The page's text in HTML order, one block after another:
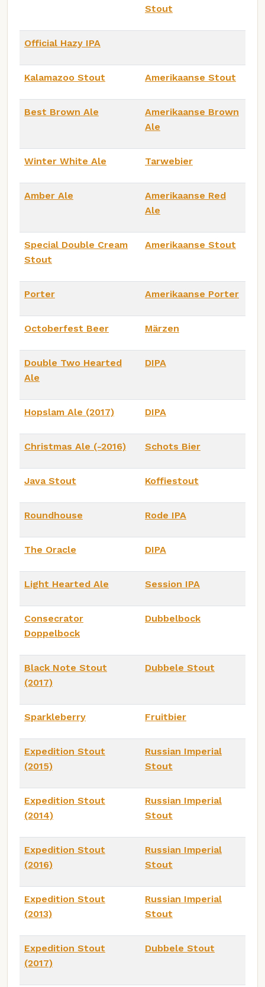
Stout
Official Hazy IPA
Kalamazoo Stout Amerikaanse Stout
Best Brown Ale
Amerikaanse Brown
Ale
Winter White Ale Tarwebier
Amber Ale
Amerikaanse Red
Ale
Special Double Cream
Stout
Amerikaanse Stout
Porter Amerikaanse Porter
Octoberfest Beer Märzen
Double Two Hearted
Ale
DIPA
Hopslam Ale (2017) DIPA
Christmas Ale (-2016) Schots Bier
Java Stout Koffiestout
Roundhouse Rode IPA
The Oracle DIPA
Light Hearted Ale Session IPA
Consecrator
Doppelbock
Dubbelbock
Black Note Stout
(2017)
Dubbele Stout
Sparkleberry Fruitbier
Expedition Stout
(2015)
Russian Imperial
Stout
Expedition Stout
(2014)
Russian Imperial
Stout
Expedition Stout
(2016)
Russian Imperial
Stout
Expedition Stout
(2013)
Russian Imperial
Stout
Expedition Stout
(2017)
Dubbele Stout